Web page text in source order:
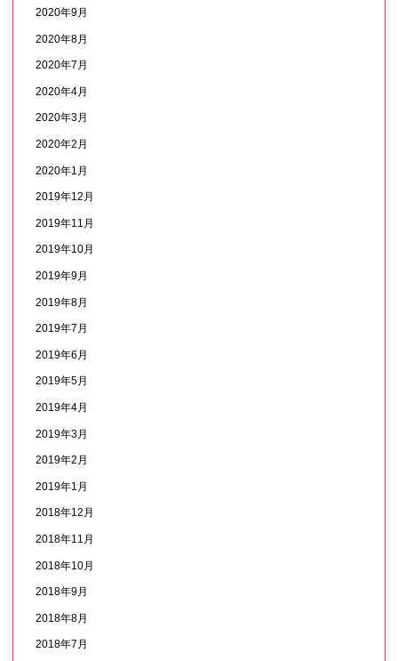
2020年9月
2020年8月
2020年7月
2020年4月
2020年3月
2020年2月
2020年1月
2019年12月
2019年11月
2019年10月
2019年9月
2019年8月
2019年7月
2019年6月
2019年5月
2019年4月
2019年3月
2019年2月
2019年1月
2018年12月
2018年11月
2018年10月
2018年9月
2018年8月
2018年7月